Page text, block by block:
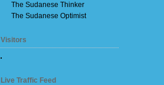
The Sudanese Thinker
The Sudanese Optimist
Visitors
Live Traffic Feed